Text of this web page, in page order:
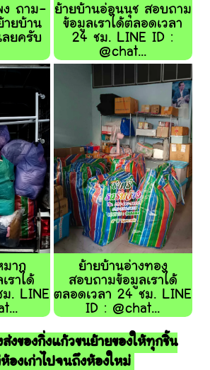
ง ถาม-
ายบ้าน
ลยครับ
ย้ายบ้านอ่อนนุช สอบถาม
ข้อมูลเราได้ตลอดเวลา
24 ชม. LINE ID :
@chat...
มาก
ราได้
. LINE
ย้ายบ้านอ่างทอง
สอบถามข้อมูลเราได้
ตลอดเวลา 24 ชม. LINE
ID : @chat...
งของกิ่งแก้วขนย้ายของให้ทุกชิ้น
องเก่าไปจนถึงห้องใหม่